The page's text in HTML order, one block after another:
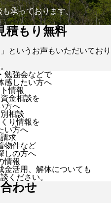
承っております。
積もり無料
というお声もいただいており
勉強会などで
感したい方へ
情報
金相談を
方へ
相談
り情報を
い方へ
求
物件など
しの方へ
情報
活用、解体についても
ください。
わせ